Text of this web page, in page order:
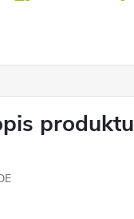
produktu